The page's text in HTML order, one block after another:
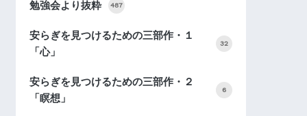
勉強会より抜粋 487
安らぎを見つけるための三部作・１
「心」
32
安らぎを見つけるための三部作・２
「瞑想」
6